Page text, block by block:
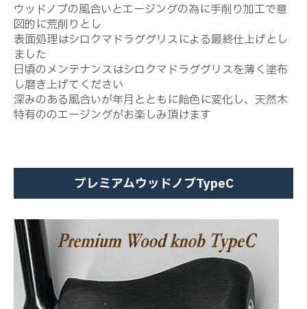
ウッドノブの風合いとエージングの為に手削り加工で意
図的に荒削りとし
表面処理はシロクマドラググリスによる最終仕上げとし
ました
日頃のメンテナンスはシロクマドラググリスを薄く塗布
し磨き上げてください
深みのある風合いが年月とともに飴色に変化し、天然木
特有ののエージングがお楽しみ頂けます
プレミアムウッドノブTypeC